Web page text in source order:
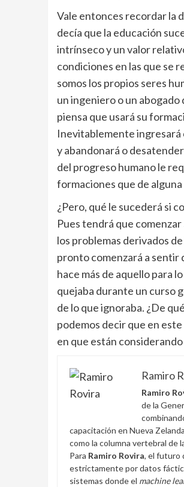
Vale entonces recordar la
decía que la educación
intrínseco y un valor
condiciones en las que se
somos los propios seres
un ingeniero o un
piensa que usará su
Inevitablemente ingresará
y abandonará o
del progreso humano le
formaciones que de
¿Pero, qué le sucederá si
Pues tendrá que
los problemas derivados
pronto comenzará a sentir
hace más de aquello para
quejaba durante un curso
de lo que ignoraba. ¿De
podemos decir que en
en que están
Ramiro
Ramiro
de la
capacitación en Nueva
como la columna vertebral de
Para Ramiro Rovira, el futuro
estrictamente por datos
sistemas donde el machine